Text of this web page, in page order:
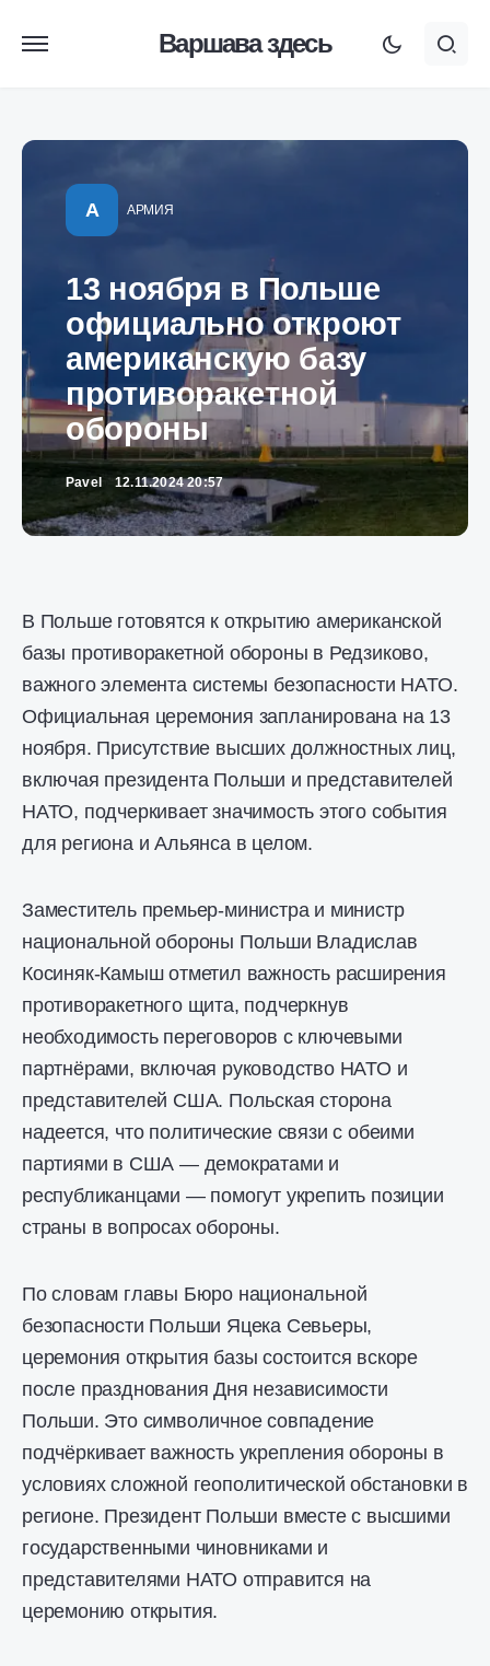
Варшава здесь
А АРМИЯ
13 ноября в Польше
официально откроют
американскую базу
противоракетной
обороны
Pavel 12.11.2024 20:57
В Польше готовятся к открытию американской
базы противоракетной обороны в Редзиково,
важного элемента системы безопасности НАТО.
Официальная церемония запланирована на 13
ноября. Присутствие высших должностных лиц,
включая президента Польши и представителей
НАТО, подчеркивает значимость этого события
для региона и Альянса в целом.
Заместитель премьер-министра и министр
национальной обороны Польши Владислав
Косиняк-Камыш отметил важность расширения
противоракетного щита, подчеркнув
необходимость переговоров с ключевыми
партнёрами, включая руководство НАТО и
представителей США. Польская сторона
надеется, что политические связи с обеими
партиями в США — демократами и
республиканцами — помогут укрепить позиции
страны в вопросах обороны.
По словам главы Бюро национальной
безопасности Польши Яцека Севьеры,
церемония открытия базы состоится вскоре
после празднования Дня независимости
Польши. Это символичное совпадение
подчёркивает важность укрепления обороны в
условиях сложной геополитической обстановки в
регионе. Президент Польши вместе с высшими
государственными чиновниками и
представителями НАТО отправится на
церемонию открытия.